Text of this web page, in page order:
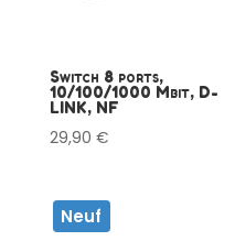
Switch 8 ports,
10/100/1000 Mbit, D-
LINK, NF
29,90 €
Neuf